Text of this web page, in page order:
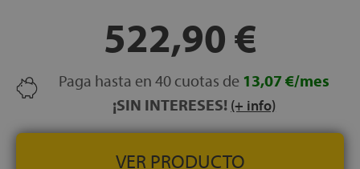
TRANSPORTE, MONTAJE Y RETIRADA:
Gratuitos
Española
522,90 €
Paga hasta en 40 cuotas de 13,07 €/mes
¡SIN INTERESES! (+ info)
VER PRODUCTO